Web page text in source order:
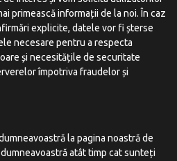
primească informații de la noi. În caz
explicite, datele vor fi șterse
necesare pentru a respecta
și necesitățile de securitate
împotriva fraudelor și
la pagina noastră de
atât timp cat sunteți